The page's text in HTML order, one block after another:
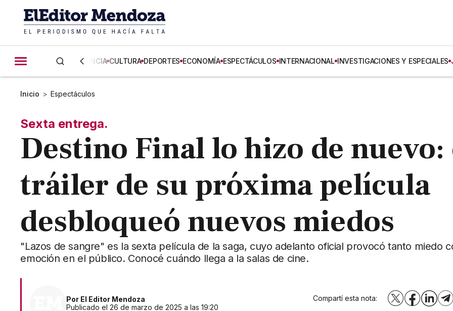
CIENCIA CULTURA DEPORTES ECONOMÍA ESPECTÁCULOS INTERNACIONAL INVESTIGACIONES Y ESPECIALES
Inicio > Espectáculos
Sexta entrega.
Destino Final lo hizo de nuevo:
tráiler de su próxima película
desbloqueó nuevos miedos
"Lazos de sangre" es la sexta película de la saga, cuyo adelanto oficial provocó tanto miedo
emoción en el público. Conocé cuándo llega a la salas de cine.
Por El Editor Mendoza
Publicado el 26 de marzo de 2025 a las 19:20
Compartí esta nota: X Facebook